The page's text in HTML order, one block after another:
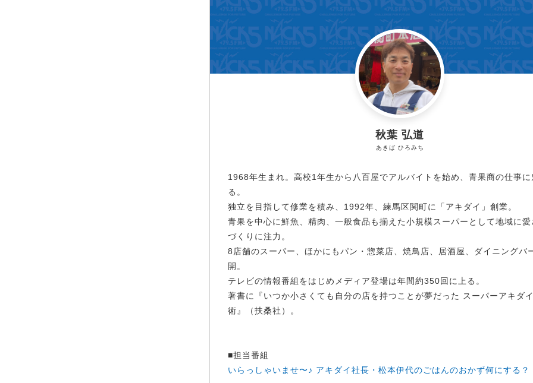
秋葉 弘道
あきば ひろみち
1968年生まれ。高校1年生から八百屋でアルバイトを始め、青果商の仕事
る。
独立を目指して修業を積み、1992年、練馬区関町に「アキダイ」創業。
青果を中心に鮮魚、精肉、一般食品も揃えた小規模スーパーとして地域に
づくりに注力。
8店舗のスーパー、ほかにもパン・惣菜店、焼鳥店、居酒屋、ダイニングバ
開。
テレビの情報番組をはじめメディア登場は年間約350回に上る。
著書に『いつか小さくても自分の店を持つことが夢だった スーパーアキダ
術』（扶桑社）。
■担当番組
いらっしゃいませ〜♪ アキダイ社長・松本伊代のごはんのおかず何にする？